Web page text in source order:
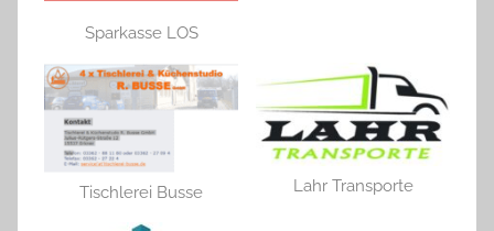
Sparkasse LOS
Tischlerei Busse Lahr Transporte